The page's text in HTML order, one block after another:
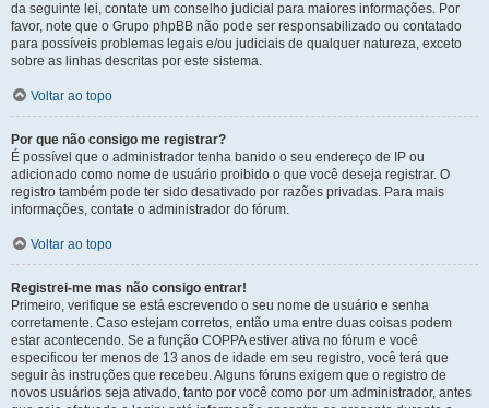
da seguinte lei, contate um conselho judicial para maiores informações. Por
favor, note que o Grupo phpBB não pode ser responsabilizado ou contatado
para possíveis problemas legais e/ou judiciais de qualquer natureza, exceto
sobre as linhas descritas por este sistema.
Voltar ao topo
Por que não consigo me registrar?
É possível que o administrador tenha banido o seu endereço de IP ou
adicionado como nome de usuário proibido o que você deseja registrar. O
registro também pode ter sido desativado por razões privadas. Para mais
informações, contate o administrador do fórum.
Voltar ao topo
Registrei-me mas não consigo entrar!
Primeiro, verifique se está escrevendo o seu nome de usuário e senha
corretamente. Caso estejam corretos, então uma entre duas coisas podem
estar acontecendo. Se a função COPPA estiver ativa no fórum e você
especificou ter menos de 13 anos de idade em seu registro, você terá que
seguir às instruções que recebeu. Alguns fóruns exigem que o registro de
novos usuários seja ativado, tanto por você como por um administrador, antes